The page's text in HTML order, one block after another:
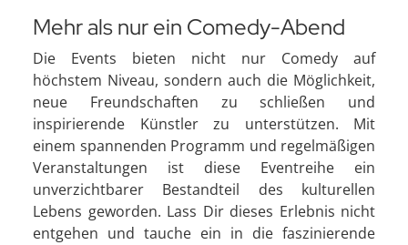
Mehr als nur ein Comedy-Abend
Die Events bieten nicht nur Comedy auf
höchstem Niveau, sondern auch die Möglichkeit,
neue Freundschaften zu schließen und
inspirierende Künstler zu unterstützen. Mit
einem spannenden Programm und regelmäßigen
Veranstaltungen ist diese Eventreihe ein
unverzichtbarer Bestandteil des kulturellen
Lebens geworden. Lass Dir dieses Erlebnis nicht
entgehen und tauche ein in die faszinierende